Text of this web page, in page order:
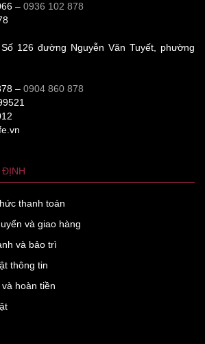
– 0936 102 878
126 đường Nguyễn Văn Tuyết, phường
– 0904 860 878
ĐỊNH
thanh toán
và giao hàng
và bảo trì
thông tin
hoàn tiền